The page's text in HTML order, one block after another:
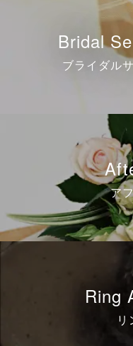
Bridal
ブライダル
ア
Ring